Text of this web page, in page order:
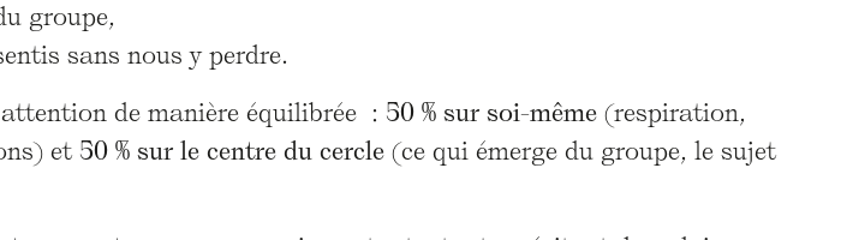
groupe,
sans nous y perdre.
de manière équilibrée : 50 % sur soi-même (respiration,
et 50 % sur le centre du cercle (ce qui émerge du groupe, le sujet